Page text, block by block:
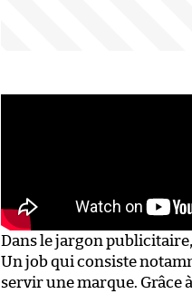
Dans le jargon
Un job qui consiste
servir une marque. Grâce